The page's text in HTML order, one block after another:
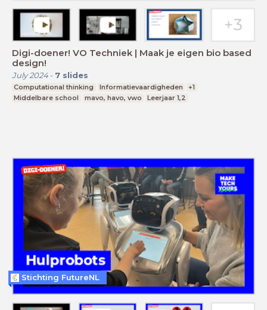
Digi-doener! VO Techniek | Maak je eigen bio based
design!
July 2024- 7 slides
Computational thinking Informatievaardigheden
+1
Middelbare school
mavo, havo, vwo Leerjaar 1,2
Stichting FutureNL